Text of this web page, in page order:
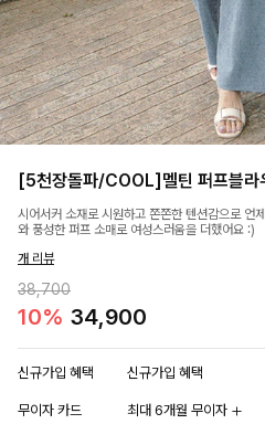
[5천장돌파/COOL]멜틴 퍼프블라
시어서커 소재로 시원하고 쫀쫀한 텐션감으로 언
와 풍성한 퍼프 소매로 여성스러움을 더했어요 :)
개 리뷰
38,700
10% 34,900
신규가입 혜택 신규가입 혜택
무이자 카드 최대 6개월 무이자